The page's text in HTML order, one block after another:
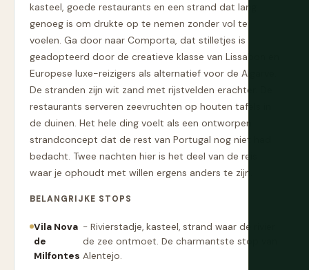
kasteel, goede restaurants en een strand dat lang
genoeg is om drukte op te nemen zonder vol te
voelen. Ga door naar Comporta, dat stilletjes is
geadopteerd door de creatieve klasse van Lissabon en
Europese luxe-reizigers als alternatief voor de Algarve.
De stranden zijn wit zand met rijstvelden erachter. De
restaurants serveren zeevruchten op houten tafels in
de duinen. Het hele ding voelt als een ontworpen
strandconcept dat de rest van Portugal nog niet had
bedacht. Twee nachten hier is het deel van de reis
waar je ophoudt met willen ergens anders te zijn.
BELANGRIJKE STOPS
Vila Nova
de
Milfontes
- Rivierstadje, kasteel, strand waar de rivier
de zee ontmoet. De charmantste stop van
Alentejo.